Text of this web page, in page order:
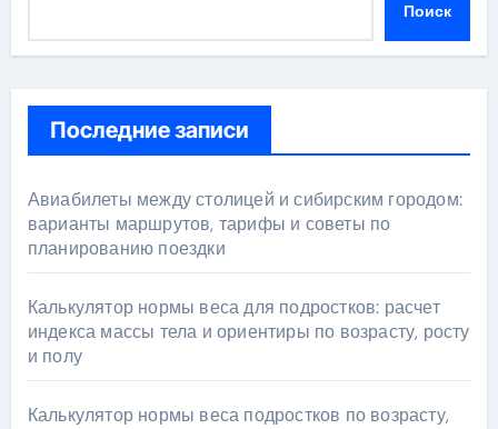
Поиск
Последние записи
Авиабилеты между столицей и сибирским городом:
варианты маршрутов, тарифы и советы по
планированию поездки
Калькулятор нормы веса для подростков: расчет
индекса массы тела и ориентиры по возрасту, росту
и полу
Калькулятор нормы веса подростков по возрасту,